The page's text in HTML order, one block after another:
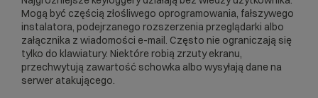
Mogą być częścią złośliwego oprogramowania, fałszywego
instalatora, podejrzanego rozszerzenia przeglądarki albo
załącznika z wiadomości e-mail. Często nie ograniczają się
tylko do klawiatury. Niektóre robią zrzuty ekranu,
przechwytują zawartość schowka albo wysyłają dane na
serwer atakującego.